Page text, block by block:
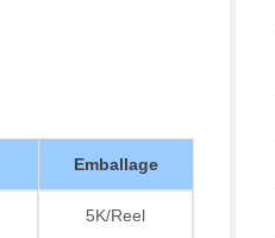
Emballage
5K/Reel